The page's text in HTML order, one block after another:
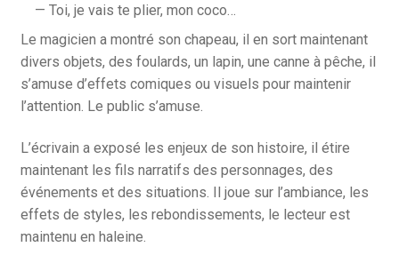
— Toi, je vais te plier, mon coco…
Le magicien a montré son chapeau, il en sort maintenant
divers objets, des foulards, un lapin, une canne à pêche, il
s’amuse d’effets comiques ou visuels pour maintenir
l’attention. Le public s’amuse.
L’écrivain a exposé les enjeux de son histoire, il étire
maintenant les fils narratifs des personnages, des
événements et des situations. Il joue sur l’ambiance, les
effets de styles, les rebondissements, le lecteur est
maintenu en haleine.